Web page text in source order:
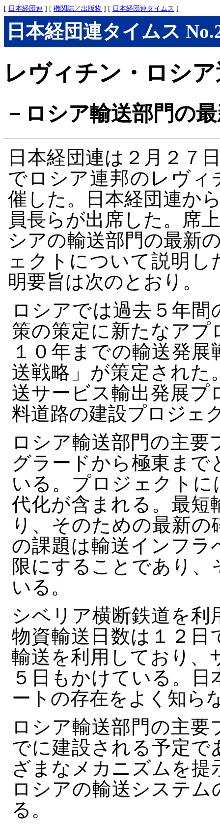
[ 日本経団連 ] [ 機関誌／出版物 ] [ 日本経団連タイムス ]
日本経団連タイムス
レヴィチン・ロシ
－ロシア輸送部門の
日本経団連は２月２７
でロシア連邦のレヴィ
催した。日本経団連か
員長らが出席した。席
シアの輸送部門の最新
ェクトについて説明
明要旨は次のとおり。
ロシアでは過去５年
策の策定に新たなアプ
１０年までの輸送発
送戦略」が策定された
送サービス輸出発展プ
料道路の建設プロジェ
ロシア輸送部門の主
グラードから極東ま
いる。プロジェクト
代化が含まれる。最短
り、そのための最新
の課題は輸送インフラ
限にすることであり
いる。
シベリア横断鉄道を
物資輸送日数は１２日
輸送を利用しており、
５日もかけている。
ートの存在をよく知ら
ロシア輸送部門の主
でに建設される予定
ざまなメカニズムを
ロシアの輸送システ
る。